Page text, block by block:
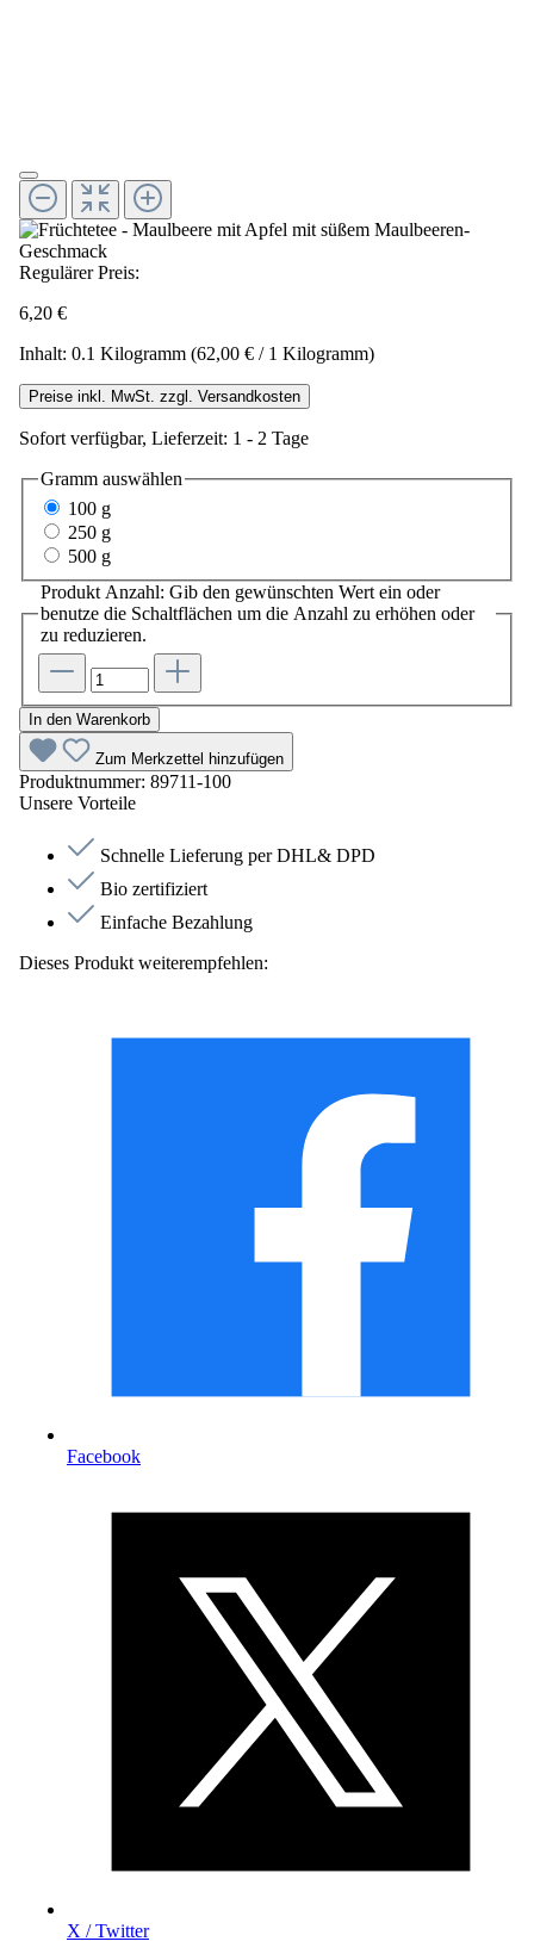
Regulärer Preis:
6,20 €
Inhalt: 0.1 Kilogramm (62,00 € / 1 Kilogramm)
Preise inkl. MwSt. zzgl. Versandkosten
Sofort verfügbar, Lieferzeit: 1 - 2 Tage
Gramm auswählen
100 g
250 g
500 g
Produkt Anzahl: Gib den gewünschten Wert ein oder
benutze die Schaltflächen um die Anzahl zu erhöhen oder
zu reduzieren.
In den Warenkorb
Zum Merkzettel hinzufügen
Produktnummer: 89711-100
Unsere Vorteile
Schnelle Lieferung per DHL& DPD
Bio zertifiziert
Einfache Bezahlung
Dieses Produkt weiterempfehlen:
Facebook
X / Twitter